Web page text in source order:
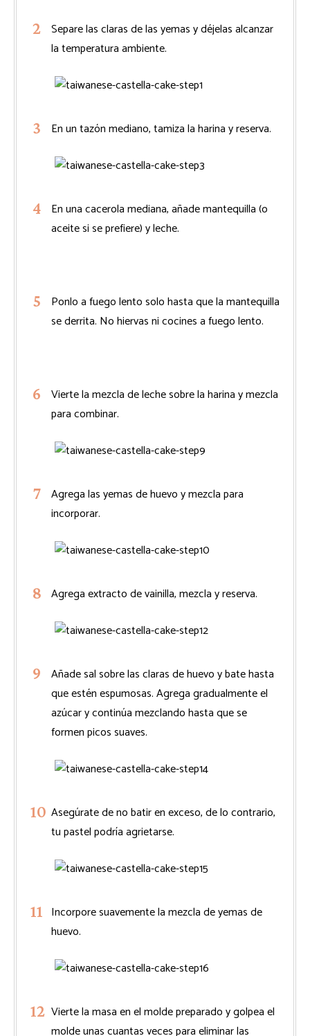
Separe las claras de las yemas y déjelas alcanzar
la temperatura ambiente.
En un tazón mediano, tamiza la harina y reserva.
En una cacerola mediana, añade mantequilla (o
aceite si se prefiere) y leche.
Ponlo a fuego lento solo hasta que la mantequilla
se derrita. No hiervas ni cocines a fuego lento.
Vierte la mezcla de leche sobre la harina y mezcla
para combinar.
Agrega las yemas de huevo y mezcla para
incorporar.
Agrega extracto de vainilla, mezcla y reserva.
Añade sal sobre las claras de huevo y bate hasta
que estén espumosas. Agrega gradualmente el
azúcar y continúa mezclando hasta que se
formen picos suaves.
Asegúrate de no batir en exceso, de lo contrario,
tu pastel podría agrietarse.
Incorpore suavemente la mezcla de yemas de
huevo.
Vierte la masa en el molde preparado y golpea el
molde unas cuantas veces para eliminar las